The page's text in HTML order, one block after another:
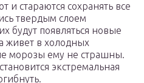
и стараются сохранять все
твердым слоем
будут появляться новые
живет в холодных
морозы ему не страшны.
экстремальная